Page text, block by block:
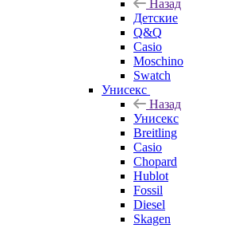
Назад
Детские
Q&Q
Casio
Moschino
Swatch
Унисекс
Назад
Унисекс
Breitling
Casio
Chopard
Hublot
Fossil
Diesel
Skagen